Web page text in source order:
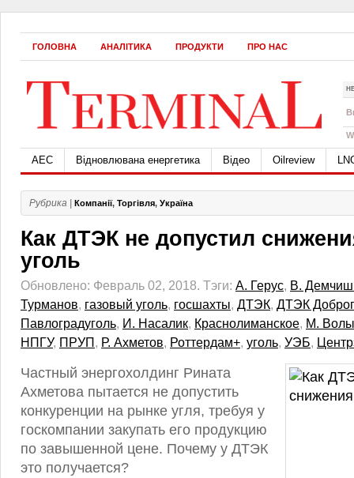
ГОЛОВНА АНАЛІТИКА ПРОДУКТИ ПРО НАС
АЕС Відновлювана енергетика Відео Oilreview
Рубрика | Компанії, Торгівля, Україна
Как ДТЭК не допустил
уголь
Обновлено: Февраль 02, 2018. Тэги: А. Герус, В.
Турманов, газовый уголь, госшахты, ДТЭК, ДТЭК
Павлоградуголь, И. Насалик, Краснолиманское, М.
НПГУ, ПРУП, Р. Ахметов, Роттердам+, уголь, УЭБ,
Частный энергохолдинг Рината
Ахметова пытается не допустить
конкуренции на рынке угля, требуя у
госкомпании закупать его продукцию
по завышенной цене. Почему у ДТЭК
это получается?